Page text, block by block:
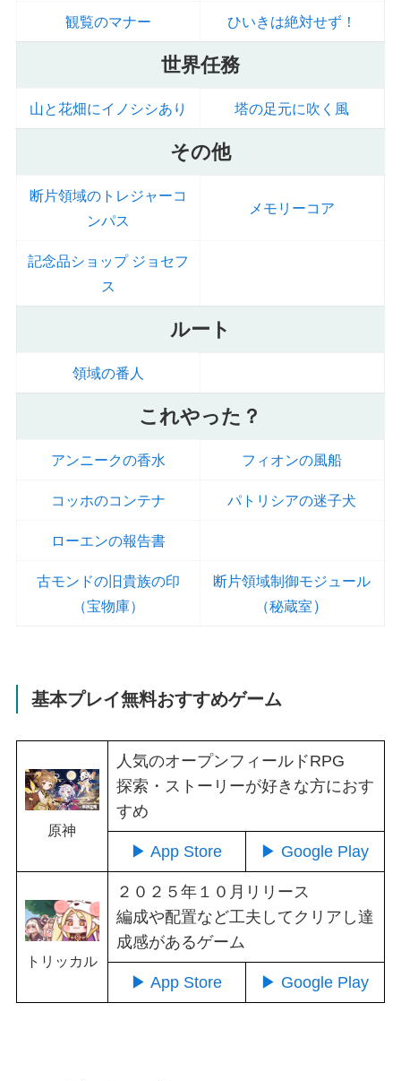
観覧のマナー ひいきは絶対せず！
世界任務
山と花畑にイノシシあり 塔の足元に吹く風
その他
断片領域のトレジャーコ
ンパス
メモリーコア
記念品ショップ ジョセフ
ス
ルート
領域の番人
これやった？
アンニークの香水 フィオンの風船
コッホのコンテナ パトリシアの迷子犬
ローエンの報告書
古モンドの旧貴族の印
（宝物庫）
断片領域制御モジュール
（秘蔵室 ）
基本プレイ無料おすすめゲーム
原神
人気のオープンフィールドRPG
探索・ストーリーが好きな方におす
すめ
▶ App Store ▶ Google Play
トリッカル
２０２５年１０月リリース
編成や配置など工夫してクリアし達
成感があるゲーム
▶ App Store ▶ Google Play